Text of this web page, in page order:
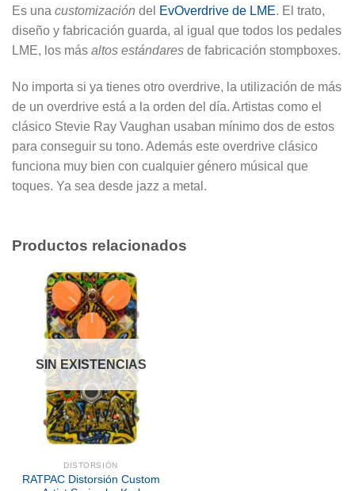
Es una customización del EvOverdrive de LME. El trato,
diseño y fabricación guarda, al igual que todos los pedales
LME, los más altos estándares de fabricación stompboxes.
No importa si ya tienes otro overdrive, la utilización de más
de un overdrive está a la orden del día. Artistas como el
clásico Stevie Ray Vaughan usaban mínimo dos de estos
para conseguir su tono. Además este overdrive clásico
funciona muy bien con cualquier género músical que
toques. Ya sea desde jazz a metal.
Productos relacionados
SIN EXISTENCIAS
DISTORSIÓN
RATPAC Distorsión Custom